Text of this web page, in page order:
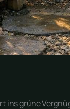
ins grüne